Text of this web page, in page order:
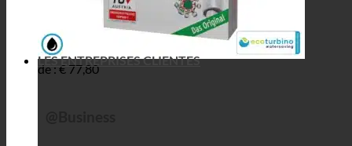
de : € 77,80
LES ENTREPRISES CLIENTES